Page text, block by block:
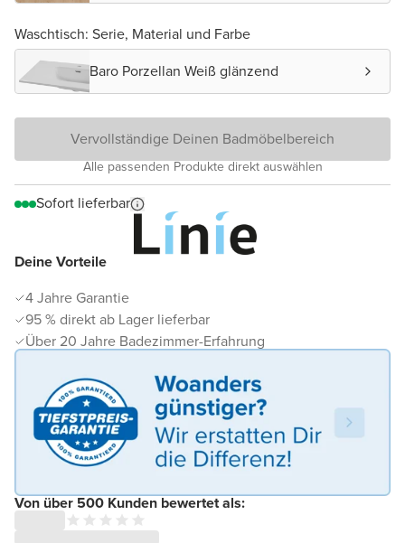
Deine Vorteile
4 Jahre Garantie
95 % direkt ab Lager lieferbar
Über 20 Jahre Badezimmer-Erfahrung
Von über 500 Kunden bewertet als:
Waschtisch: Serie, Material und Farbe
Baro Porzellan Weiß glänzend
Vervollständige Deinen Badmöbelbereich
Alle passenden Produkte direkt auswählen
Sofort lieferbar